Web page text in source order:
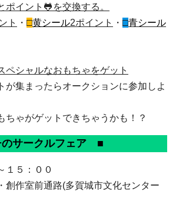
ポイント🐸を交換する。
ト ・ □黄シール2ポイント ・ □青シール
ペシャルなおもちゃをゲット
集まったらオークションに参加しよ
ゃがゲットできちゃうかも！？
サークルフェア ■
１５：００
創作室前通路(多賀城市文化センター